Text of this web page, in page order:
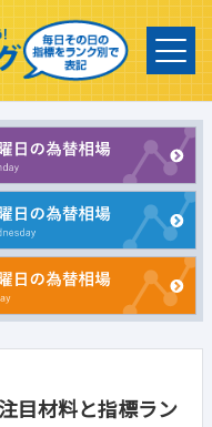
目材料と指標ラン